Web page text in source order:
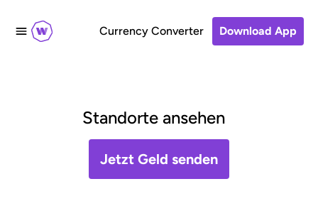
Currency Converter Download App
Standorte ansehen
Jetzt Geld senden